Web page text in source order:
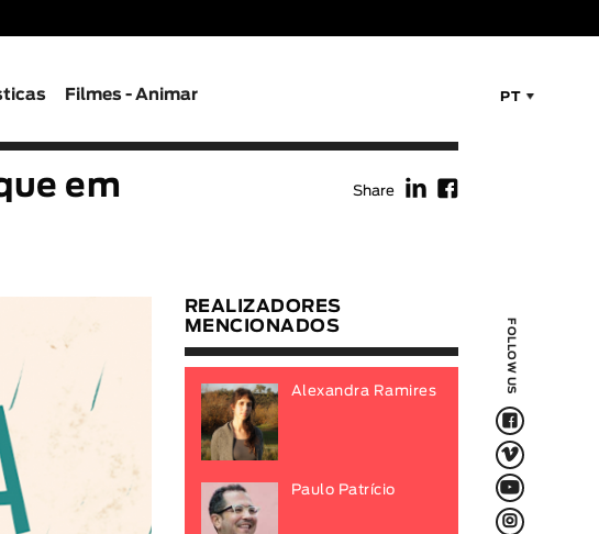
PT
Filmes - Animar
FOLLOW US
F
V
Q
L
em
Share f F
REALIZADORES
MENCIONADOS
Alexandra Ramires
Paulo Patrício